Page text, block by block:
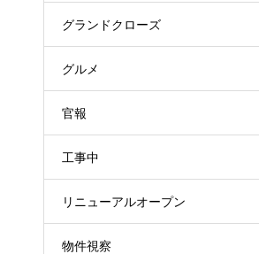
グランドクローズ
グルメ
官報
工事中
リニューアルオープン
物件視察